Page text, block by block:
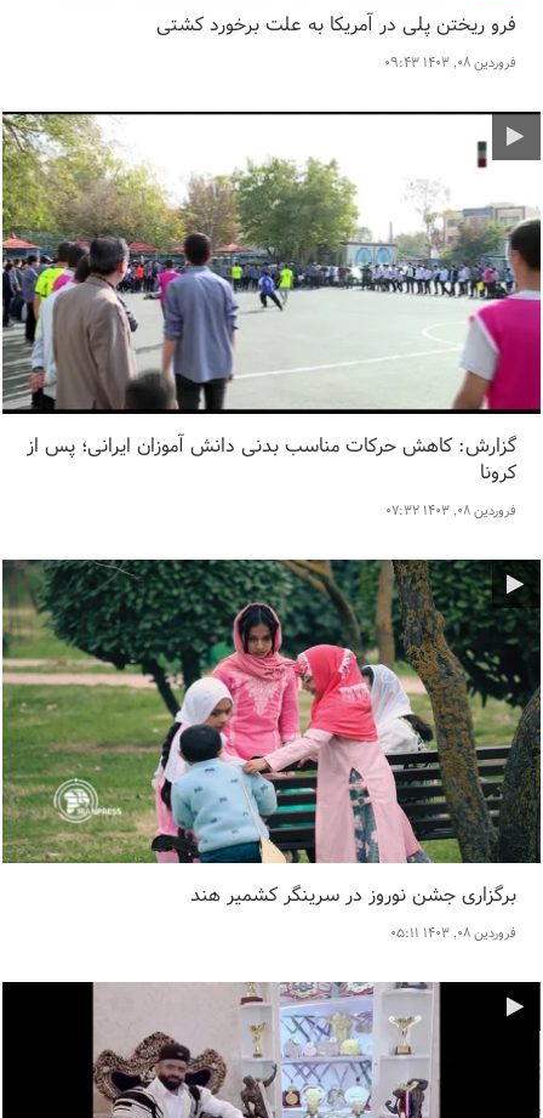
فرو ریختن پلی در آمریکا به علت برخورد کشتی
فروردین ۰۸, ۱۴۰۳ ۰۹:۴۳
گزارش: کاهش حرکات مناسب بدنی دانش آموزان ایرانی؛ پس از
کرونا
فروردین ۰۸, ۱۴۰۳ ۰۷:۳۲
برگزاری جشن نوروز در سرینگر کشمیر هند
فروردین ۰۸, ۱۴۰۳ ۰۵:۱۱